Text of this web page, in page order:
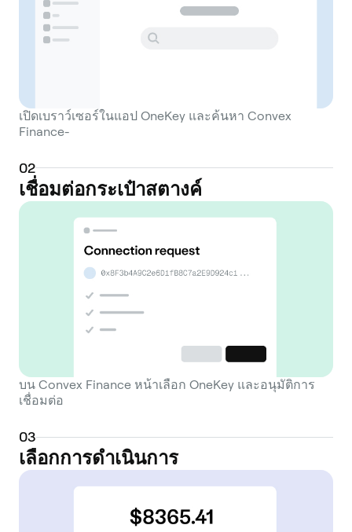
เปิดเบราว์เซอร์ในแอป OneKey และค้นหา Convex
Finance-
02
เชื่อมต่อกระเป๋าสตางค์
บน Convex Finance หน้าเลือก OneKey และอนุมัติการ
เชื่อมต่อ
03
เลือกการดำเนินการ